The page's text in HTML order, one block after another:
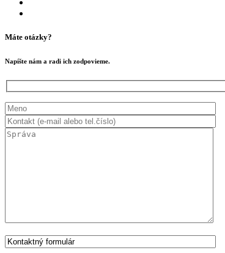
Máte otázky?
Napíšte nám a radi ich zodpovieme.